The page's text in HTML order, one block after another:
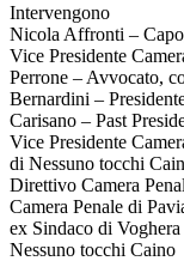
Intervengono
Nicola Affronti –
Vice Presidente
Perrone – Avvocato,
Bernardini –
Carisano – Past
Vice Presidente
di Nessuno tocchi
Direttivo Camera
Camera Penale di
ex Sindaco di
Nessuno tocchi Caino